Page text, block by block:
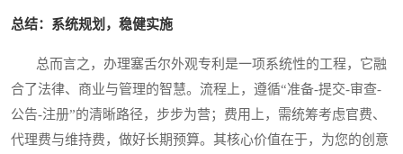
总结：系统规划，稳健实施
总而言之，办理塞舌尔外观专利是一项系统性的工程，它融
合了法律、商业与管理的智慧。流程上，遵循“准备-提交-审查-
公告-注册”的清晰路径，步步为营；费用上，需统筹考虑官费、
代理费与维持费，做好长期预算。其核心价值在于，为您的创意